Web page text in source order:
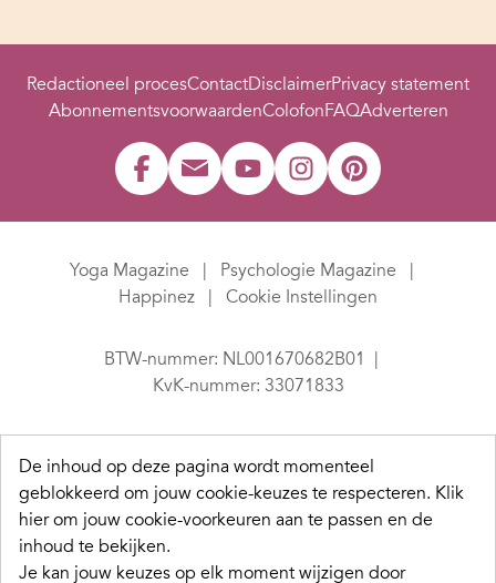
Redactioneel procesContactDisclaimerPrivacy statement
AbonnementsvoorwaardenColofonFAQAdverteren
Yoga Magazine
Psychologie Magazine
Happinez
Cookie Instellingen
BTW-nummer: NL001670682B01
KvK-nummer: 33071833
De inhoud op deze pagina wordt momenteel
geblokkeerd om jouw cookie-keuzes te respecteren. Klik
hier om jouw cookie-voorkeuren aan te passen en de
inhoud te bekijken.
Je kan jouw keuzes op elk moment wijzigen door